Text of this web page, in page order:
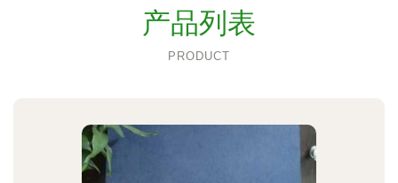
产品列表
PRODUCT